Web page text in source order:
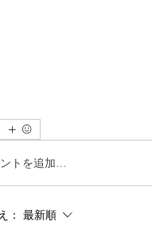
トを追加…
： 最新順